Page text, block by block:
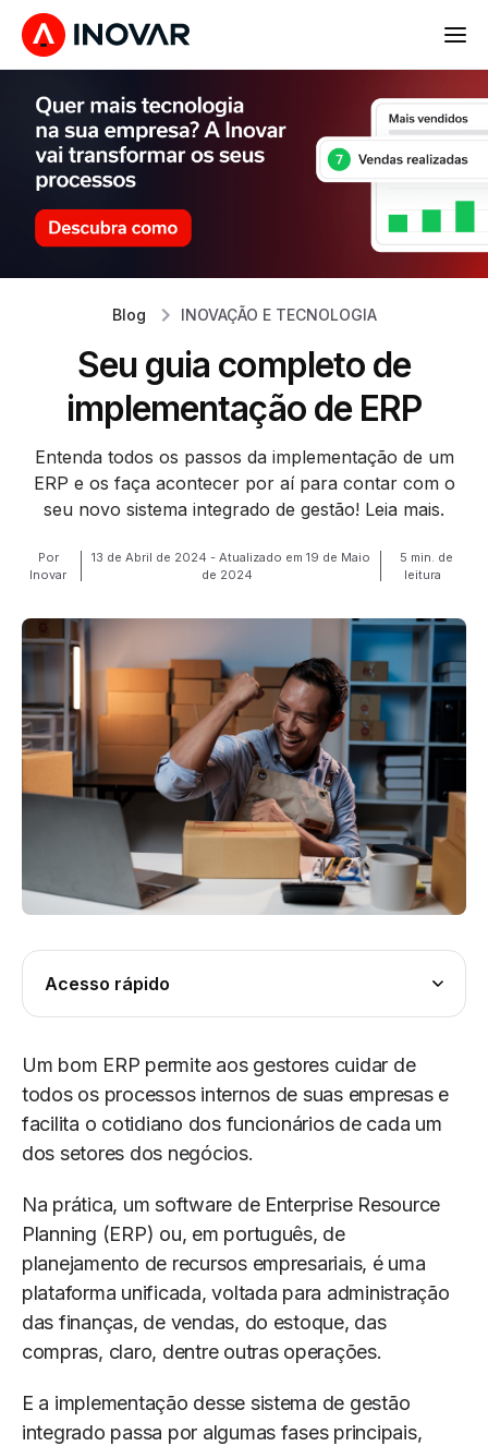
Blog INOVAÇÃO E TECNOLOGIA
Seu guia completo de
implementação de ERP
Entenda todos os passos da implementação de um
ERP e os faça acontecer por aí para contar com o
seu novo sistema integrado de gestão! Leia mais.
Por
Inovar
13 de Abril de 2024 - Atualizado em 19 de Maio
de 2024
5 min. de
leitura
Acesso rápido
Um bom ERP permite aos gestores cuidar de
todos os processos internos de suas empresas e
facilita o cotidiano dos funcionários de cada um
dos setores dos negócios.
Na prática, um software de Enterprise Resource
Planning (ERP) ou, em português, de
planejamento de recursos empresariais, é uma
plataforma unificada, voltada para administração
das finanças, de vendas, do estoque, das
compras, claro, dentre outras operações.
E a implementação desse sistema de gestão
integrado passa por algumas fases principais,